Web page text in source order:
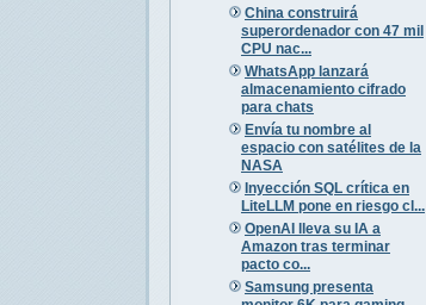
China construirá
superordenador con 47 mil
CPU nac...
WhatsApp lanzará
almacenamiento cifrado
para chats
Envía tu nombre al
espacio con satélites de la
NASA
Inyección SQL crítica en
LiteLLM pone en riesgo cl...
OpenAI lleva su IA a
Amazon tras terminar
pacto co...
Samsung presenta